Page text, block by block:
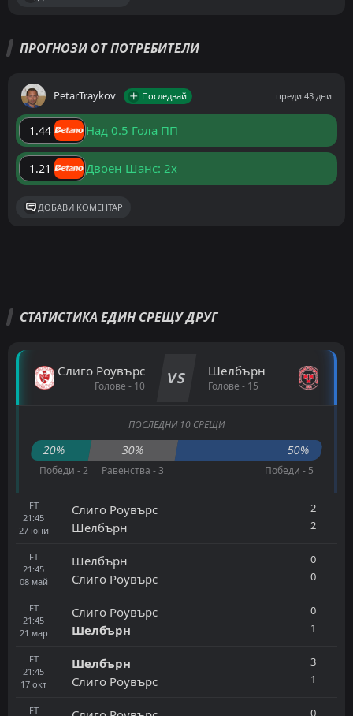
ПРОГНОЗИ ОТ ПОТРЕБИТЕЛИ
PetarTraykov Последвай преди 43 дни
1.44 Над 0.5 Гола ПП
1.21 Двоен Шанс: 2x
ДОБАВИ КОМЕНТАР
СТАТИСТИКА ЕДИН СРЕЩУ ДРУГ
Слиго Роувърс
Голове - 10 VS Шелбърн
Голове - 15
ПОСЛЕДНИ 10 СРЕЩИ
20% 30% 50%
Победи - 2 Равенства - 3 Победи - 5
FT
21:45
27 юни
Слиго Роувърс
Шелбърн
2
2
FT
21:45
08 май
Шелбърн
Слиго Роувърс
0
0
FT
21:45
21 мар
Слиго Роувърс
Шелбърн
0
1
FT
21:45
17 окт
Шелбърн
Слиго Роувърс
3
1
FT 0